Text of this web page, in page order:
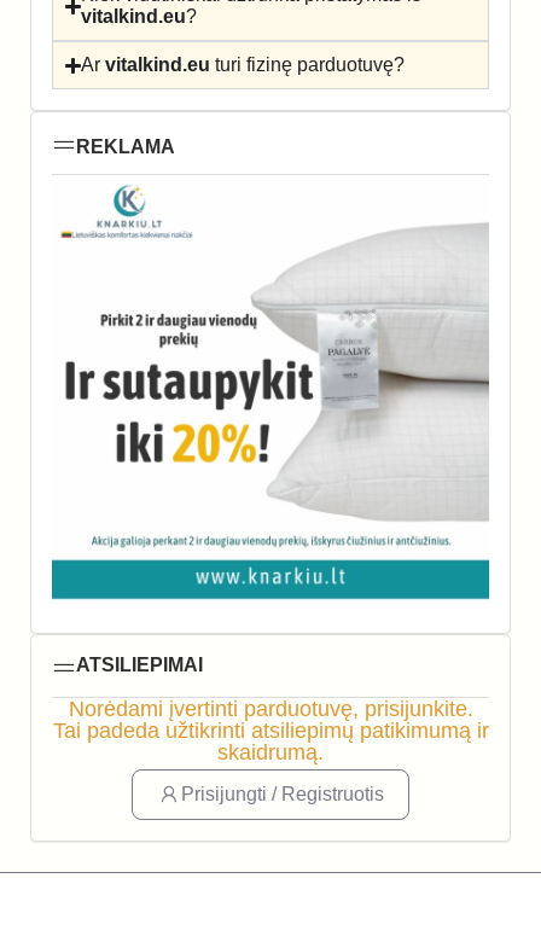
vitalkind.eu?
Arvitalkind.eu turi fizinę parduotuvę?
REKLAMA
ATSILIEPIMAI
Norėdami įvertinti parduotuvę, prisijunkite.
Tai padeda užtikrinti atsiliepimų patikimumą ir
skaidrumą.
Prisijungti / Registruotis